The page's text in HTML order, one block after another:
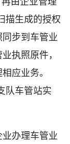
描生成的授权
步到车管业
执照原件，
应业务。
队车管站实
办理车管业